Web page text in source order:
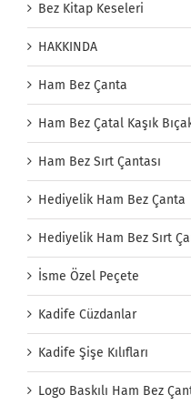
Bez Kitap Keseleri
HAKKINDA
Ham Bez Çanta
Ham Bez Çatal Kaşık Bıçak
Ham Bez Sırt Çantası
Hediyelik Ham Bez Çanta
Hediyelik Ham Bez Sırt
İsme Özel Peçete
Kadife Cüzdanlar
Kadife Şişe Kılıfları
Logo Baskılı Ham Bez